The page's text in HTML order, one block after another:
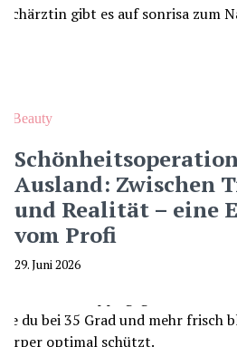
Beauty
Ausland: Zwischen
und Realität – eine
vom Profi
29. Juni 2026